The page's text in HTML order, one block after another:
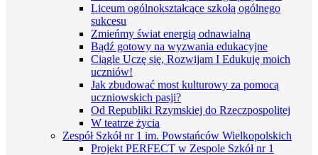
Liceum ogólnokształcące szkołą ogólnego
sukcesu
Zmieńmy świat energią odnawialną
Bądź gotowy na wyzwania edukacyjne
Ciągle Uczę się, Rozwijam I Edukuję moich
uczniów!
Jak zbudować most kulturowy za pomocą
uczniowskich pasji?
Od Republiki Rzymskiej do Rzeczpospolitej
W teatrze życia
Zespół Szkół nr 1 im. Powstańców Wielkopolskich
Projekt PERFECT w Zespole Szkół nr 1